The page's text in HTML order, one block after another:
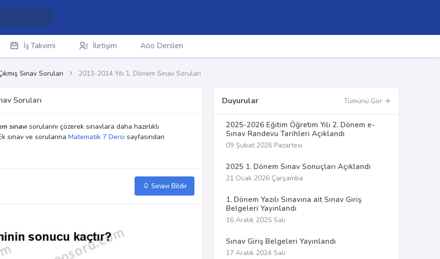
İş Takvimi İletişim Aöo Dersleri
Sınav Soruları 2013-2014 Yılı 1. Dönem Sınav Soruları
Soruları
sınavı sorularını çözerek sınavlara daha hazırlıklı
sınav ve sorularına Matematik 7 Dersi sayfasından
Sınavı Bildir
Duyurular Tümünü Gör
2025-2026 Eğitim Öğretim Yılı 2. Dönem e-
Sınav Randevu Tarihleri Açıklandı
09 Şubat 2026 Pazartesi
2025 1. Dönem Sınav Sonuçları Açıklandı
21 Ocak 2026 Çarşamba
1. Dönem Yazılı Sınavına ait Sınav Giriş
Belgeleri Yayınlandı
16 Aralık 2025 Salı
Sınav Giriş Belgeleri Yayınlandı
17 Aralık 2024 Salı